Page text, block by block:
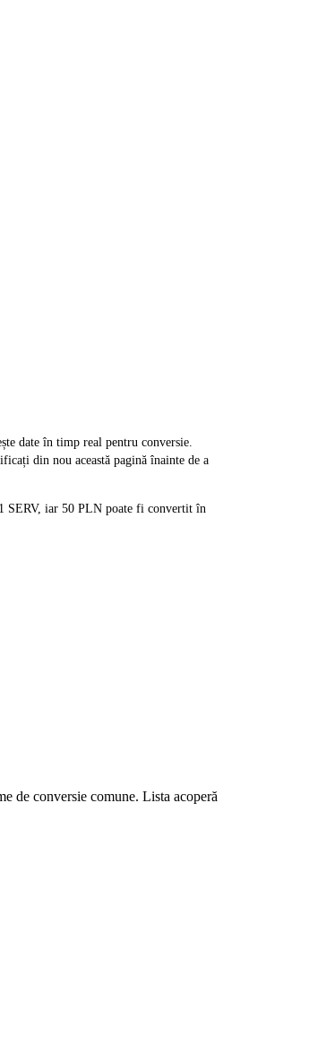
date în timp real pentru conversie.
din nou această pagină înainte de a
SERV, iar 50 PLN poate fi convertit în
de conversie comune. Lista acoperă